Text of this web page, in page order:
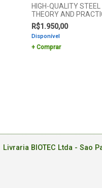
HIGH-QUALITY STEEL
THEORY AND
R$1.950,00
Disponível
Comprar
Livraria BIOTEC Ltda - Sao